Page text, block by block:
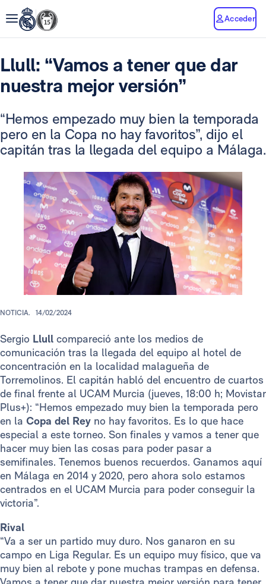
Acceder
Llull: “Vamos a tener que dar
nuestra mejor versión”
“Hemos empezado muy bien la temporada
pero en la Copa no hay favoritos”, dijo el
capitán tras la llegada del equipo a Málaga.
NOTICIA. 14/02/2024
Sergio Llull compareció ante los medios de
comunicación tras la llegada del equipo al hotel de
concentración en la localidad malagueña de
Torremolinos. El capitán habló del encuentro de cuartos
de final frente al UCAM Murcia (jueves, 18:00 h; Movistar
Plus+): “Hemos empezado muy bien la temporada pero
en la Copa del Rey no hay favoritos. Es lo que hace
especial a este torneo. Son finales y vamos a tener que
hacer muy bien las cosas para poder pasar a
semifinales. Tenemos buenos recuerdos. Ganamos aquí
en Málaga en 2014 y 2020, pero ahora solo estamos
centrados en el UCAM Murcia para poder conseguir la
victoria”.
Rival
“Va a ser un partido muy duro. Nos ganaron en su
campo en Liga Regular. Es un equipo muy físico, que va
muy bien al rebote y pone muchas trampas en defensa.